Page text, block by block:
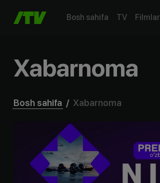
Bosh sahifa TV Filmlar
Xabarnoma
Bosh sahifa / Xabarnoma